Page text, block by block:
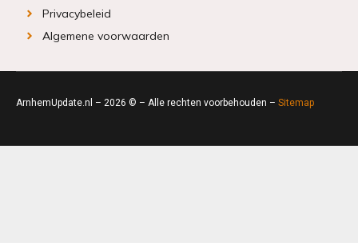
Privacybeleid
Algemene voorwaarden
ArnhemUpdate.nl – 2026 © – Alle rechten voorbehouden – Sitemap